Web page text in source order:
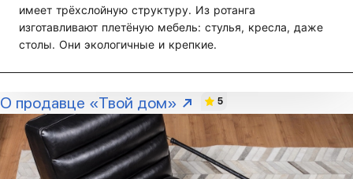
имеет трёхслойную структуру. Из ротанга
изготавливают плетёную мебель: стулья, кресла, даже
столы. Они экологичные и крепкие.
О продавце «Твой дом» 5